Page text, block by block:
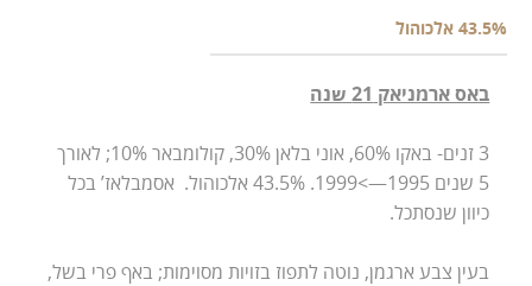
43.5% אלכוהול
באס ארמניאק 21 שנה
3 זנים- באקו 60%, אוני בלאן 30%, קולומבאר 10%; לאורך
5 שנים 1995—>1999. 43.5% אלכוהול. אסמבלאז’ בכל
כיוון שנסתכל.
בעין צבע ארגמן, נוטה לתפוז בזויות מסוימות; באף פרי בשל,